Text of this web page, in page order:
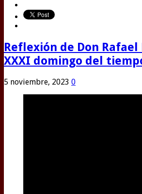
Reflexión de Don
XXXI domingo del
5 noviembre, 2023 0